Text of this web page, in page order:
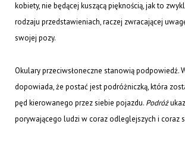
kobiety, nie będącej kuszącą pięknością, jak to
rodzaju przedstawieniach, raczej zwracającej
swojej pozy.
Okulary przeciwsłoneczne stanowią podpowiedź.
dopowiada, że postać jest podróżniczką, która
pęd kierowanego przez siebie pojazdu. Podróż
porywającego ludzi w coraz odleglejszych i coraz